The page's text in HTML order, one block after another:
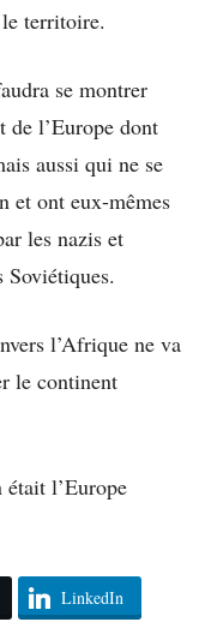
territoire.
se montrer
de l’Europe dont
aussi qui ne se
et ont eux-mêmes
les nazis et
Soviétiques.
l’Afrique ne va
le continent
était l’Europe
LinkedIn